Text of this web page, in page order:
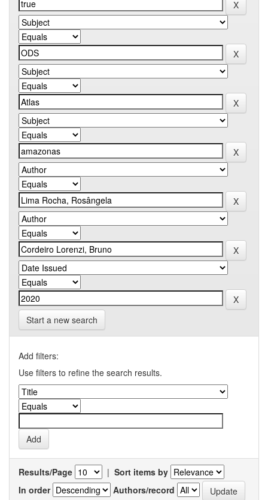
Start a new search
Add filters:
Use filters to refine the search results.
Results/Page | Sort items by
In order
Authors/record